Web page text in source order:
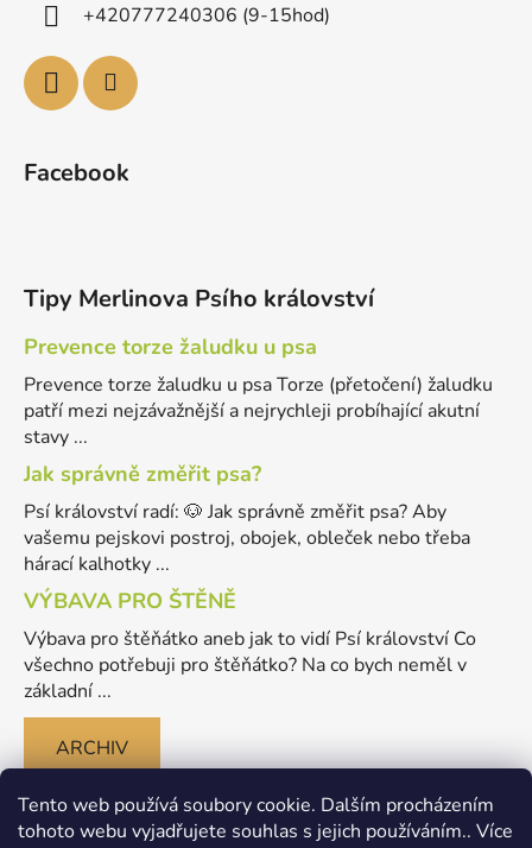
Tento web používá soubory cookie. Dalším procházením
tohoto webu vyjadřujete souhlas s jejich používáním.. Více
+420777240306 (9-15hod)
Facebook
Tipy Merlinova Psího království
Prevence torze žaludku u psa
Prevence torze žaludku u psa Torze (přetočení) žaludku
patří mezi nejzávažnější a nejrychleji probíhající akutní
stavy ...
Jak správně změřit psa?
Psí království radí: 🐶 Jak správně změřit psa? Aby
vašemu pejskovi postroj, obojek, obleček nebo třeba
hárací kalhotky ...
VÝBAVA PRO ŠTĚNĚ
Výbava pro štěňátko aneb jak to vidí Psí království Co
všechno potřebuji pro štěňátko? Na co bych neměl v
základní ...
ARCHIV